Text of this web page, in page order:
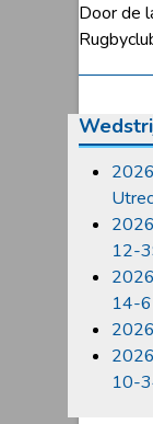
Door de
12-
14-
10-